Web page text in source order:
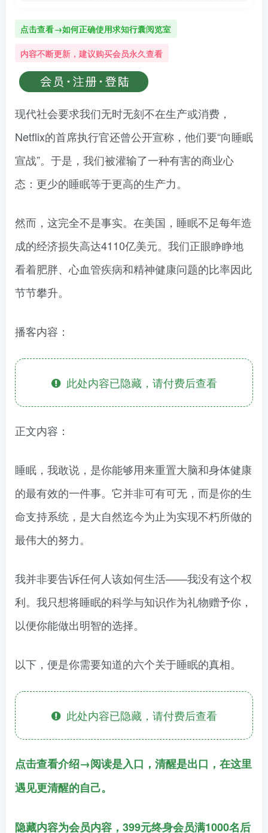
点击查看→如何正确使用求知行囊阅览室
内容不断更新，建议购买会员永久查看
现代社会要求我们无时无刻不在生产或消费，
Netflix的首席执行官还曾公开宣称，他们要“向睡眠
宣战”。于是，我们被灌输了一种有害的商业心
态：更少的睡眠等于更高的生产力。
然而，这完全不是事实。在美国，睡眠不足每年造
成的经济损失高达4110亿美元。我们正眼睁睁地
看着肥胖、心血管疾病和精神健康问题的比率因此
节节攀升。
播客内容：
此处内容已隐藏，请付费后查看
正文内容：
睡眠，我敢说，是你能够用来重置大脑和身体健康
的最有效的一件事。它并非可有可无，而是你的生
命支持系统，是大自然迄今为止为实现不朽所做的
最伟大的努力。
我并非要告诉任何人该如何生活——我没有这个权
利。我只想将睡眠的科学与知识作为礼物赠予你，
以便你能做出明智的选择。
以下，便是你需要知道的六个关于睡眠的真相。
此处内容已隐藏，请付费后查看
点击查看介绍→阅读是入口，清醒是出口，在这里
遇见更清醒的自己。
隐藏内容为会员内容，399元终身会员满1000名后